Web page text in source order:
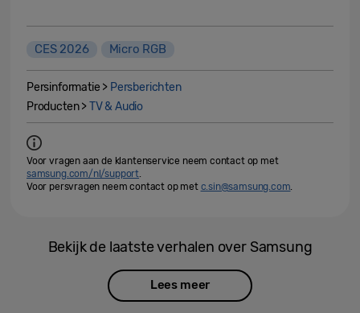
CES 2026 Micro RGB
Persinformatie > Persberichten
Producten >TV & Audio
Voor vragen aan de klantenservice neem contact op met
samsung.com/nl/support
Voor persvragen neem contact op met c.sin@samsung.com
Bekijk de laatste verhalen over Samsung
Lees meer